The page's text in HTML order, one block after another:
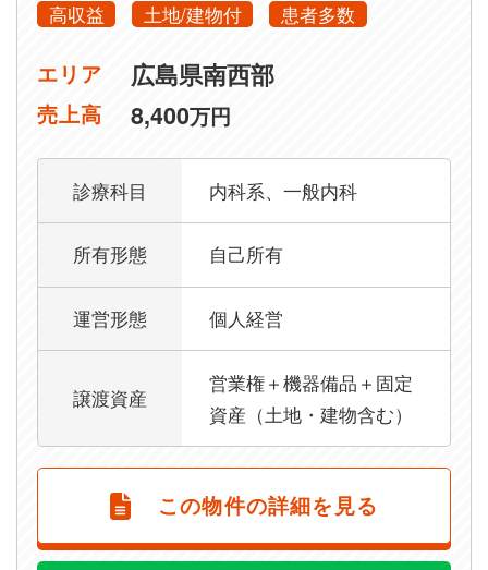
高収益 土地/建物付 患者多数
エリア 広島県南西部
売上高 8,400万円
診療科目 内科系、一般内科
所有形態 自己所有
運営形態 個人経営
譲渡資産
営業権＋機器備品＋固定
資産（土地・建物含む）
この物件の詳細を見る